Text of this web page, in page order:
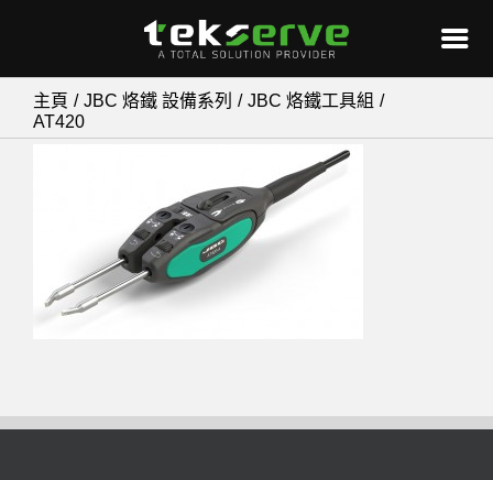
Skip主頁 JBC 烙鐵 設備系列
JBC 烙鐵工具組
AT420